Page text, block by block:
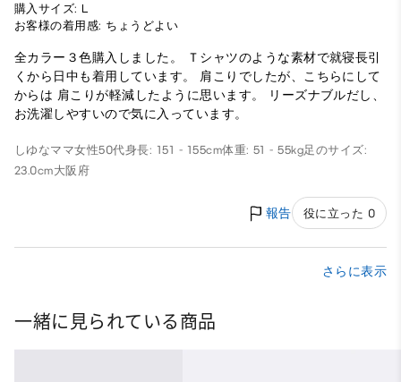
購入サイズ: L
お客様の着用感: ちょうどよい
全カラー３色購入しました。 Ｔシャツのような素材で就寝長引
くから日中も着用しています。 肩こりでしたが、こちらにして
からは 肩こりが軽減したように思います。 リーズナブルだし、
お洗濯しやすいので気に入っています。
しゆなママ女性50代身長: 151 - 155cm体重: 51 - 55kg足のサイズ:
23.0cm大阪府
報告 役に立った 0
さらに表示
一緒に見られている商品